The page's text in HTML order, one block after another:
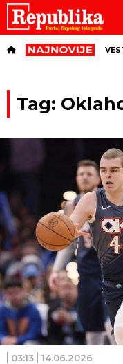
Tag:
03:13 14.06.2026